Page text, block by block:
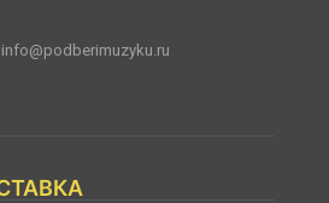
info@podberimuzyku.ru